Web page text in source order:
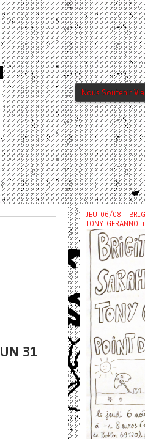
Nous Soutenir
31
JEU 06/08 :
TONY GERANNO